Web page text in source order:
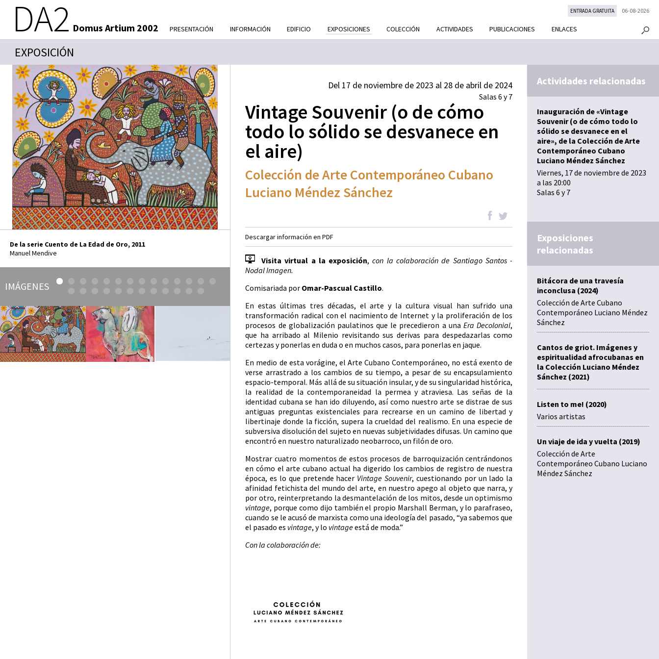
06-08-2026
ENTRADA GRATUITA
DA2 Domus Artium 2002 PRESENTACIÓN INFORMACIÓN EDIFICIO EXPOSICIONES COLECCIÓN ACTIVIDADES PUBLICACIONES ENLACES
EXPOSICIÓN
De la serie Cuento de La Edad de Oro, 2011
Manuel Mendive
IMÁGENES
Del 17 de noviembre de 2023 al 28 de abril de 2024
Salas 6 y 7
Vintage Souvenir (o de cómo
todo lo sólido se desvanece en
el aire)
Colección de Arte Contemporáneo Cubano
Luciano Méndez Sánchez
Descargar información en PDF
Visita virtual a la exposición,con la colaboración de Santiago Santos -
Nodal Imagen.
Comisariada por Omar-Pascual Castillo.
En estas últimas tres décadas, el arte y la cultura visual han sufrido una
transformación radical con el nacimiento de Internet y la proliferación de los
procesos de globalización paulatinos que le precedieron a unaEra Decolonial,
que ha arribado al Milenio revisitando sus derivas para despedazarlas como
certezas y ponerlas en duda o en muchos casos, para ponerlas en jaque.
En medio de esta vorágine, el Arte Cubano Contemporáneo, no está exento de
verse arrastrado a los cambios de su tiempo, a pesar de su encapsulamiento
espacio-temporal. Más allá de su situación insular, y de su singularidad histórica,
la realidad de la contemporaneidad la permea y atraviesa. Las señas de la
identidad cubana se han ido diluyendo, así como nuestro arte se distrae de sus
antiguas preguntas existenciales para recrearse en un camino de libertad y
libertinaje donde la ficción, supera la crueldad del realismo. En una especie de
subversiva disolución del sujeto en nuevas subjetividades difusas. Un camino que
encontró en nuestro naturalizado neobarroco, un filón de oro.
Mostrar cuatro momentos de estos procesos de barroquización centrándonos
en cómo el arte cubano actual ha digerido los cambios de registro de nuestra
época, es lo que pretende hacer Vintage Souvenir, cuestionando por un lado la
afinidad fetichista del mundo del arte, en nuestro apego al objeto que narra, y
por otro, reinterpretando la desmantelación de los mitos, desde un optimismo
vintage, porque como dijo también el propio Marshall Berman, y lo parafraseo,
cuando se le acusó de marxista como una ideología del pasado, “ya sabemos que
el pasado es vintage, y lo vintageestá de moda.”
Con la colaboración de:
Actividades relacionadas
Inauguración de «Vintage
Souvenir (o de cómo todo lo
sólido se desvanece en el
aire», de la Colección de Arte
Contemporáneo Cubano
Luciano Méndez Sánchez
Viernes, 17 de noviembre de 2023
a las 20:00
Salas 6 y 7
Exposiciones
relacionadas
Bitácora de una travesía
inconclusa (2024)
Colección de Arte Cubano
Contemporáneo Luciano Méndez
Sánchez
Cantos de griot. Imágenes y
espiritualidad afrocubanas en
la Colección Luciano Méndez
Sánchez (2021)
Listen to me! (2020)
Varios artistas
Un viaje de ida y vuelta (2019)
Colección de Arte
Contemporáneo Cubano Luciano
Méndez Sánchez